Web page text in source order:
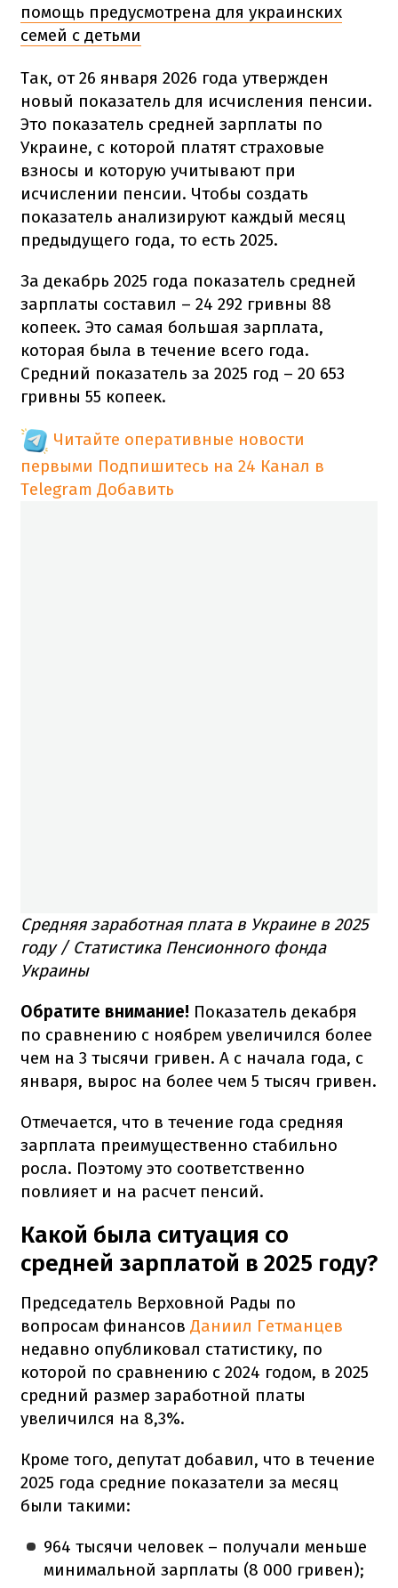
помощь предусмотрена для украинских
семей с детьми
Так, от 26 января 2026 года утвержден
новый показатель для исчисления пенсии.
Это показатель средней зарплаты по
Украине, с которой платят страховые
взносы и которую учитывают при
исчислении пенсии. Чтобы создать
показатель анализируют каждый месяц
предыдущего года, то есть 2025.
За декабрь 2025 года показатель средней
зарплаты составил – 24 292 гривны 88
копеек. Это самая большая зарплата,
которая была в течение всего года.
Средний показатель за 2025 год – 20 653
гривны 55 копеек.
Читайте оперативные новости
первыми Подпишитесь на 24 Канал в
Telegram Добавить
Средняя заработная плата в Украине в 2025
году / Статистика Пенсионного фонда
Украины
Обратите внимание! Показатель декабря
по сравнению с ноябрем увеличился более
чем на 3 тысячи гривен. А с начала года, с
января, вырос на более чем 5 тысяч гривен.
Отмечается, что в течение года средняя
зарплата преимущественно стабильно
росла. Поэтому это соответственно
повлияет и на расчет пенсий.
Какой была ситуация со
средней зарплатой в 2025 году?
Председатель Верховной Рады по
вопросам финансов Даниил Гетманцев
недавно опубликовал статистику, по
которой по сравнению с 2024 годом, в 2025
средний размер заработной платы
увеличился на 8,3%.
Кроме того, депутат добавил, что в течение
2025 года средние показатели за месяц
были такими:
964 тысячи человек – получали меньше
минимальной зарплаты (8 000 гривен);